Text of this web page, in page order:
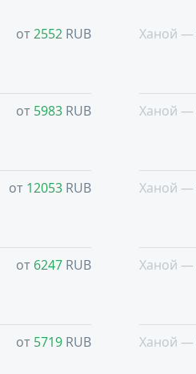
от2552 RUB
от 5983 RUB
от 12053 RUB
от 6247 RUB
от 5719 RUB
Ханой —
Ханой —
Ханой —
Ханой —
Ханой —